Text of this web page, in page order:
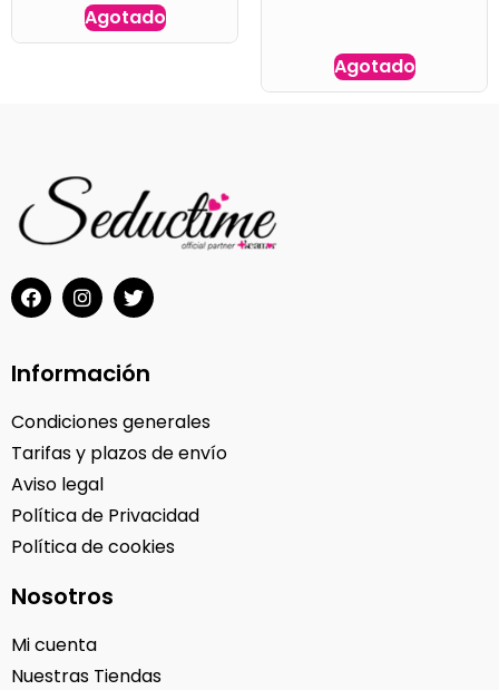
Agotado
Agotado
Información
Condiciones generales
Tarifas y plazos de envío
Aviso legal
Política de Privacidad
Política de cookies
Nosotros
Mi cuenta
Nuestras Tiendas